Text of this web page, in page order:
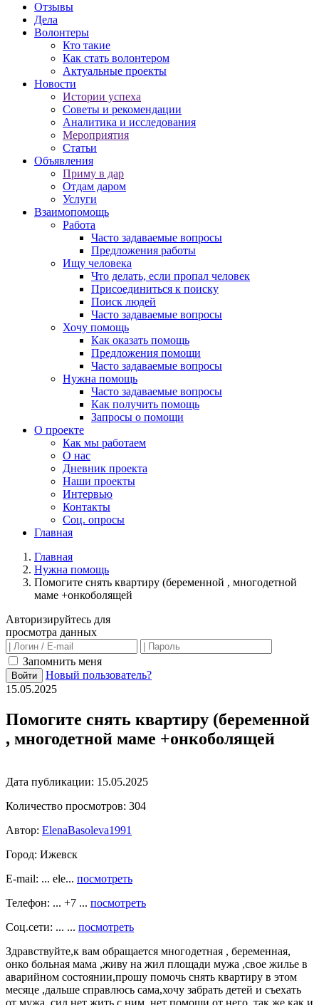
Отзывы
Дела
Волонтеры
Кто такие
Как стать волонтером
Актуальные проекты
Новости
Истории успеха
Советы и рекомендации
Аналитика и исследования
Мероприятия
Статьи
Объявления
Приму в дар
Отдам даром
Услуги
Взаимопомощь
Работа
Часто задаваемые вопросы
Предложения работы
Ищу человека
Что делать, если пропал человек
Присоединиться к поиску
Поиск людей
Часто задаваемые вопросы
Хочу помощь
Как оказать помощь
Предложения помощи
Часто задаваемые вопросы
Нужна помощь
Часто задаваемые вопросы
Как получить помощь
Запросы о помощи
О проекте
Как мы работаем
О нас
Дневник проекта
Наши проекты
Интервью
Контакты
Соц. опросы
Главная
Главная
Нужна помощь
Помогите снять квартиру (беременной , многодетной
маме +онкоболящей
Авторизируйтесь для
просмотра данных
Запомнить меня
Войти
Новый пользователь?
15.05.2025
Помогите снять квартиру (беременной
, многодетной маме +онкоболящей
Дата публикации: 15.05.2025
Количество просмотров: 304
Автор: ElenaBasoleva1991
Город: Ижевск
E-mail: ... ele... посмотреть
Телефон: ... +7 ... посмотреть
Соц.сети: ... ... посмотреть
Здравствуйте,к вам обращается многодетная , беременная,
онко больная мама ,живу на жил площади мужа ,свое жилье в
аварийном состоянии,прошу помочь снять квартиру в этом
месяце ,дальше справлюсь сама,хочу забрать детей и съехать
от мужа ,сил нет жить с ним ,нет помощи от него ,так же как и